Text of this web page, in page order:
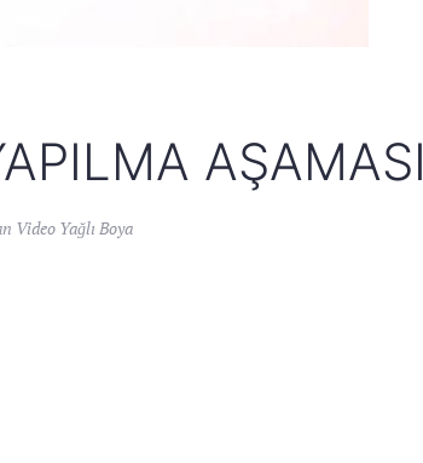
AŞAMASI
Video Yağlı Boya